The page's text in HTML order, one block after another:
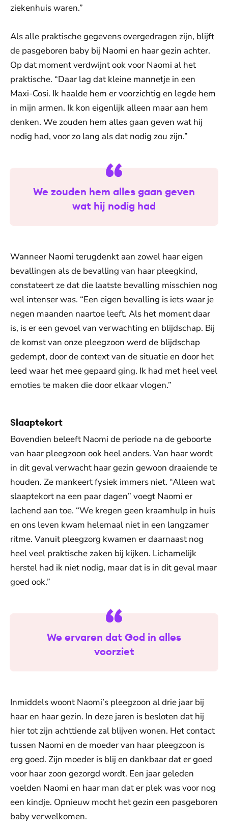
ziekenhuis waren.”
Als alle praktische gegevens overgedragen zijn, blijft
de pasgeboren baby bij Naomi en haar gezin achter.
Op dat moment verdwijnt ook voor Naomi al het
praktische. “Daar lag dat kleine mannetje in een
Maxi-Cosi. Ik haalde hem er voorzichtig en legde hem
in mijn armen. Ik kon eigenlijk alleen maar aan hem
denken. We zouden hem alles gaan geven wat hij
nodig had, voor zo lang als dat nodig zou zijn.”
We zouden hem alles gaan geven
wat hij nodig had
Wanneer Naomi terugdenkt aan zowel haar eigen
bevallingen als de bevalling van haar pleegkind,
constateert ze dat die laatste bevalling misschien nog
wel intenser was. “Een eigen bevalling is iets waar je
negen maanden naartoe leeft. Als het moment daar
is, is er een gevoel van verwachting en blijdschap. Bij
de komst van onze pleegzoon werd de blijdschap
gedempt, door de context van de situatie en door het
leed waar het mee gepaard ging. Ik had met heel veel
emoties te maken die door elkaar vlogen.”
Slaaptekort
Bovendien beleeft Naomi de periode na de geboorte
van haar pleegzoon ook heel anders. Van haar wordt
in dit geval verwacht haar gezin gewoon draaiende te
houden. Ze mankeert fysiek immers niet. “Alleen wat
slaaptekort na een paar dagen” voegt Naomi er
lachend aan toe. “We kregen geen kraamhulp in huis
en ons leven kwam helemaal niet in een langzamer
ritme. Vanuit pleegzorg kwamen er daarnaast nog
heel veel praktische zaken bij kijken. Lichamelijk
herstel had ik niet nodig, maar dat is in dit geval maar
goed ook.”
We ervaren dat God in alles
voorziet
Inmiddels woont Naomi’s pleegzoon al drie jaar bij
haar en haar gezin. In deze jaren is besloten dat hij
hier tot zijn achttiende zal blijven wonen. Het contact
tussen Naomi en de moeder van haar pleegzoon is
erg goed. Zijn moeder is blij en dankbaar dat er goed
voor haar zoon gezorgd wordt. Een jaar geleden
voelden Naomi en haar man dat er plek was voor nog
een kindje. Opnieuw mocht het gezin een pasgeboren
baby verwelkomen.